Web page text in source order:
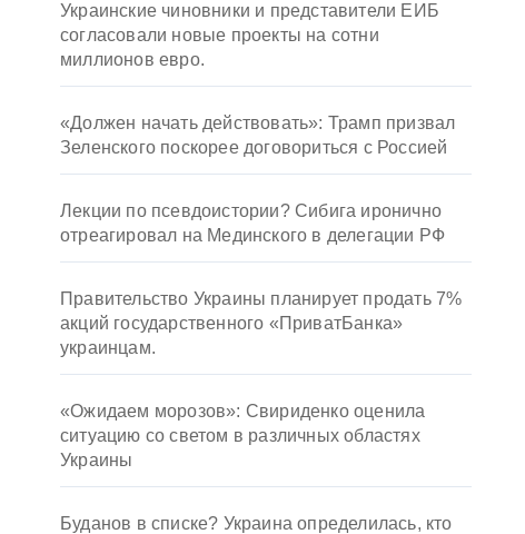
Украинские чиновники и представители ЕИБ
согласовали новые проекты на сотни
миллионов евро.
«Должен начать действовать»: Трамп призвал
Зеленского поскорее договориться с Россией
Лекции по псевдоистории? Сибига иронично
отреагировал на Мединского в делегации РФ
Правительство Украины планирует продать 7%
акций государственного «ПриватБанка»
украинцам.
«Ожидаем морозов»: Свириденко оценила
ситуацию со светом в различных областях
Украины
Буданов в списке? Украина определилась, кто